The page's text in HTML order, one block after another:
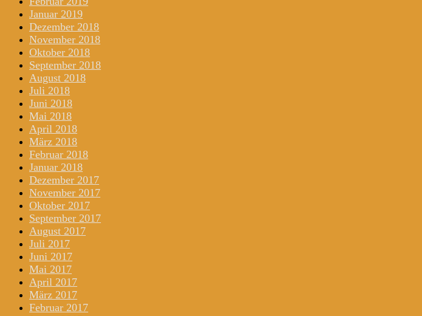
Januar 2019
Dezember 2018
November 2018
Oktober 2018
September 2018
August 2018
Juli 2018
Juni 2018
Mai 2018
April 2018
März 2018
Februar 2018
Januar 2018
Dezember 2017
November 2017
Oktober 2017
September 2017
August 2017
Juli 2017
Juni 2017
Mai 2017
April 2017
März 2017
Februar 2017